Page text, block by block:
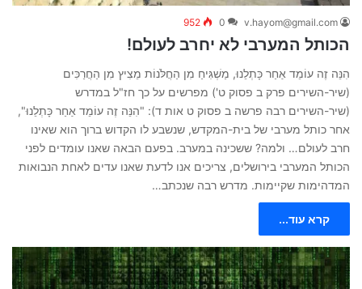
v.hayom@gmail.com
0
952
הכותל המערבי לא יחרב לעולם!
הִנֵּה זֶה עוֹמֵד אַחַר כָּתְלֵנוּ, מַשְׁגִּיחַ מִן הַחֲלֹּנוֹת מֵצִיץ מִן הַחֲרַכִּים
(שיר-השירים פרק ב פסוק ט') מפרשים על כך חז"ל במדרש
(שיר-השירים רבה פרשה ב פסוק ט אות ד): "הִנֵּה זֶה עוֹמֵד אַחַר כָּתְלֵנוּ",
אחר כותל מערבי של בית-המקדש, שנשבע לו הקדוש ברוך הוא שאינו
חרב לעולם… ולמה? ששכינה במערב. בפעם הבאה שאנו עומדים לפני
הכותל המערבי בירושלים, צריכים אנו לדעת שאנו עדים לאחת הנבואות
המדהימות שקיימות. מדרש רבה שנכתב…
קרא עוד...